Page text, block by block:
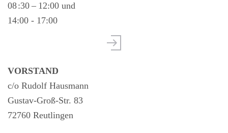
08 :30 – 12:00 und
14:00 - 17:00
VORSTAND
c/o Rudolf Hausmann
Gustav-Groß-Str. 83
72760 Reutlingen